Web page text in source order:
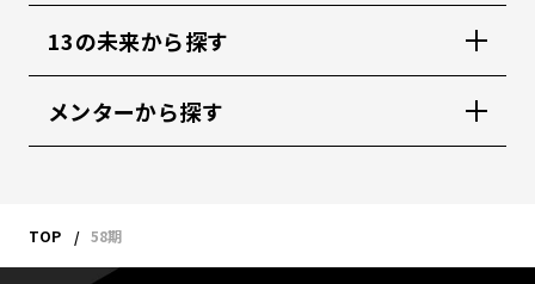
13の未来から探す
メンターから探す
TOP 58期